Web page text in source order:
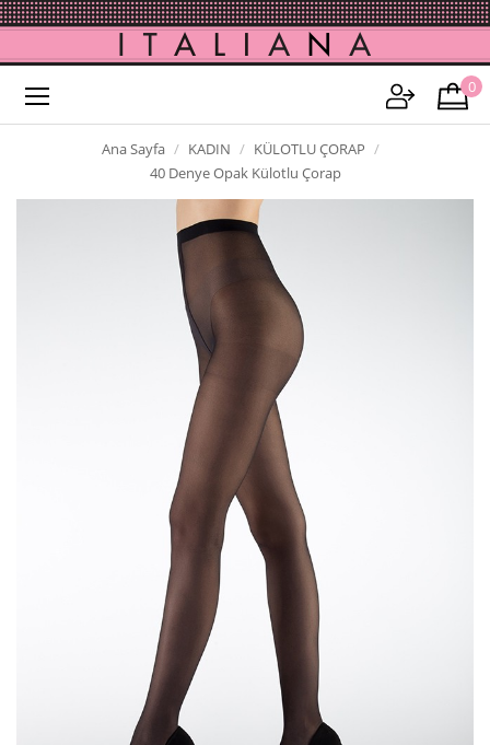
0
Ana Sayfa KADIN
KÜLOTLU ÇORAP
40 Denye Opak Külotlu Çorap